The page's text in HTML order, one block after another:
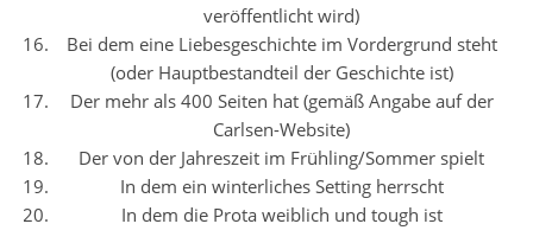
veröffentlicht wird)
Bei dem eine Liebesgeschichte im Vordergrund steht
(oder Hauptbestandteil der Geschichte ist)
Der mehr als 400 Seiten hat (gemäß Angabe auf der
Carlsen-Website)
Der von der Jahreszeit im Frühling/Sommer spielt
In dem ein winterliches Setting herrscht
In dem die Prota weiblich und tough ist